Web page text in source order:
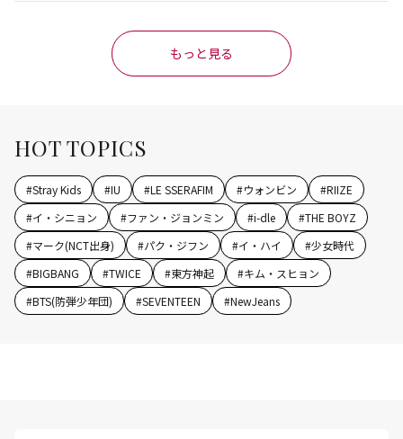
もっと見る
HOT TOPICS
#Stray Kids #IU #LE SSERAFIM #ウォンビン #RIIZE
#イ・シニョン #ファン・ジョンミン #i-dle #THE BOYZ
#マーク(NCT出身) #パク・ジフン #イ・ハイ #少女時代
#BIGBANG #TWICE #東方神起 #キム・スヒョン
#BTS(防弾少年団) #SEVENTEEN #NewJeans